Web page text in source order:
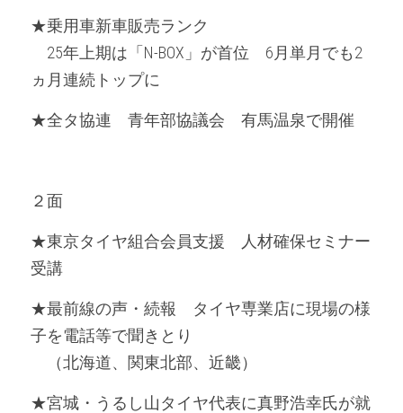
★乗用車新車販売ランク
25年上期は「N-BOX」が首位　6月単月でも2
ヵ月連続トップに
★全タ協連　青年部協議会　有馬温泉で開催
２面
★東京タイヤ組合会員支援　人材確保セミナー
受講
★最前線の声・続報　タイヤ専業店に現場の様
子を電話等で聞きとり
（北海道、関東北部、近畿）
★宮城・うるし山タイヤ代表に真野浩幸氏が就